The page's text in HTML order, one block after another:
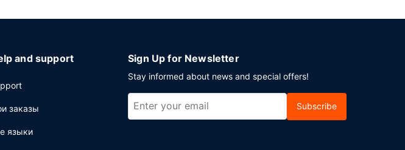
площадью 2000 кв. м, на котором расположены помещение
and support
заказы
языки
Sign Up for Newsletter
Stay informed about news and special offers!
Subscribe